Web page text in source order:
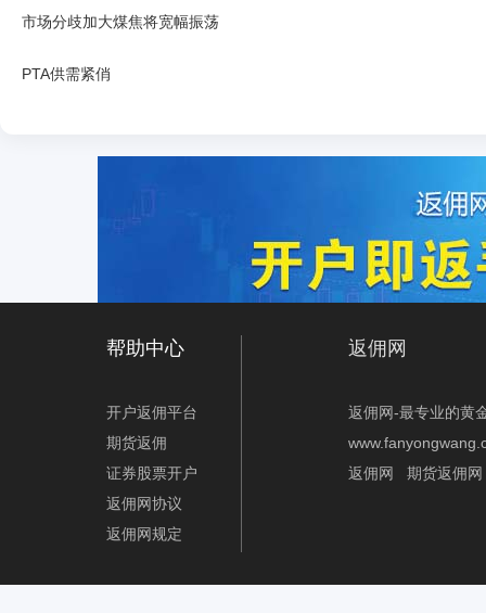
市场分歧加大煤焦将宽幅振荡
PTA供需紧俏
帮助中心
开户返佣平台
期货返佣
证券股票开户
返佣网协议
返佣网规定
返佣网
返佣网-最专业的黄
返佣网
期货返佣网